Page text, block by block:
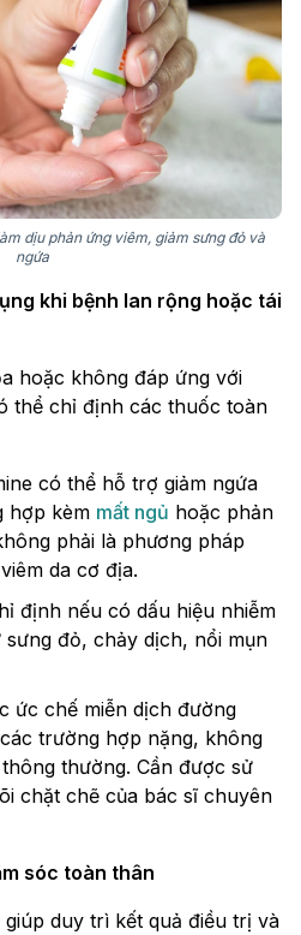
dịu phản ứng viêm, giảm sưng đỏ và
ngứa
khi bệnh lan rộng hoặc tái
hoặc không đáp ứng với
thể chỉ định các thuốc toàn
có thể hỗ trợ giảm ngứa
hợp kèm mất ngủ hoặc phản
phải là phương pháp
da cơ địa.
định nếu có dấu hiệu nhiễm
đỏ, chảy dịch, nổi mụn
ức chế miễn dịch đường
trường hợp nặng, không
thường. Cần được sử
chặt chẽ của bác sĩ chuyên
sóc toàn thân
duy trì kết quả điều trị và